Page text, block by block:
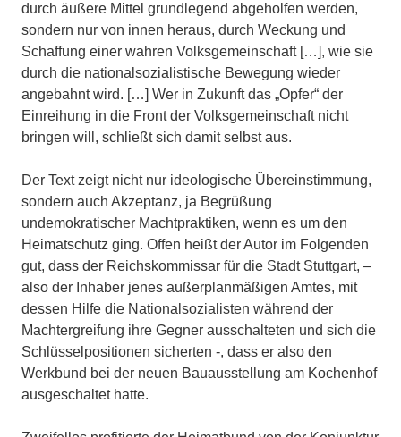
durch äußere Mittel grundlegend abgeholfen werden,
sondern nur von innen heraus, durch Weckung und
Schaffung einer wahren Volksgemeinschaft […], wie sie
durch die nationalsozialistische Bewegung wieder
angebahnt wird. […] Wer in Zukunft das „Opfer“ der
Einreihung in die Front der Volksgemeinschaft nicht
bringen will, schließt sich damit selbst aus.
Der Text zeigt nicht nur ideologische Übereinstimmung,
sondern auch Akzeptanz, ja Begrüßung
undemokratischer Machtpraktiken, wenn es um den
Heimatschutz ging. Offen heißt der Autor im Folgenden
gut, dass der Reichskommissar für die Stadt Stuttgart, –
also der Inhaber jenes außerplanmäßigen Amtes, mit
dessen Hilfe die Nationalsozialisten während der
Machtergreifung ihre Gegner ausschalteten und sich die
Schlüsselpositionen sicherten -, dass er also den
Werkbund bei der neuen Bauausstellung am Kochenhof
ausgeschaltet hatte.